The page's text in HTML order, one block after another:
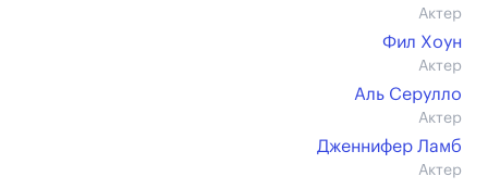
Актер
Фил Хоун
Актер
Аль Серулло
Актер
Дженнифер Ламб
Актер